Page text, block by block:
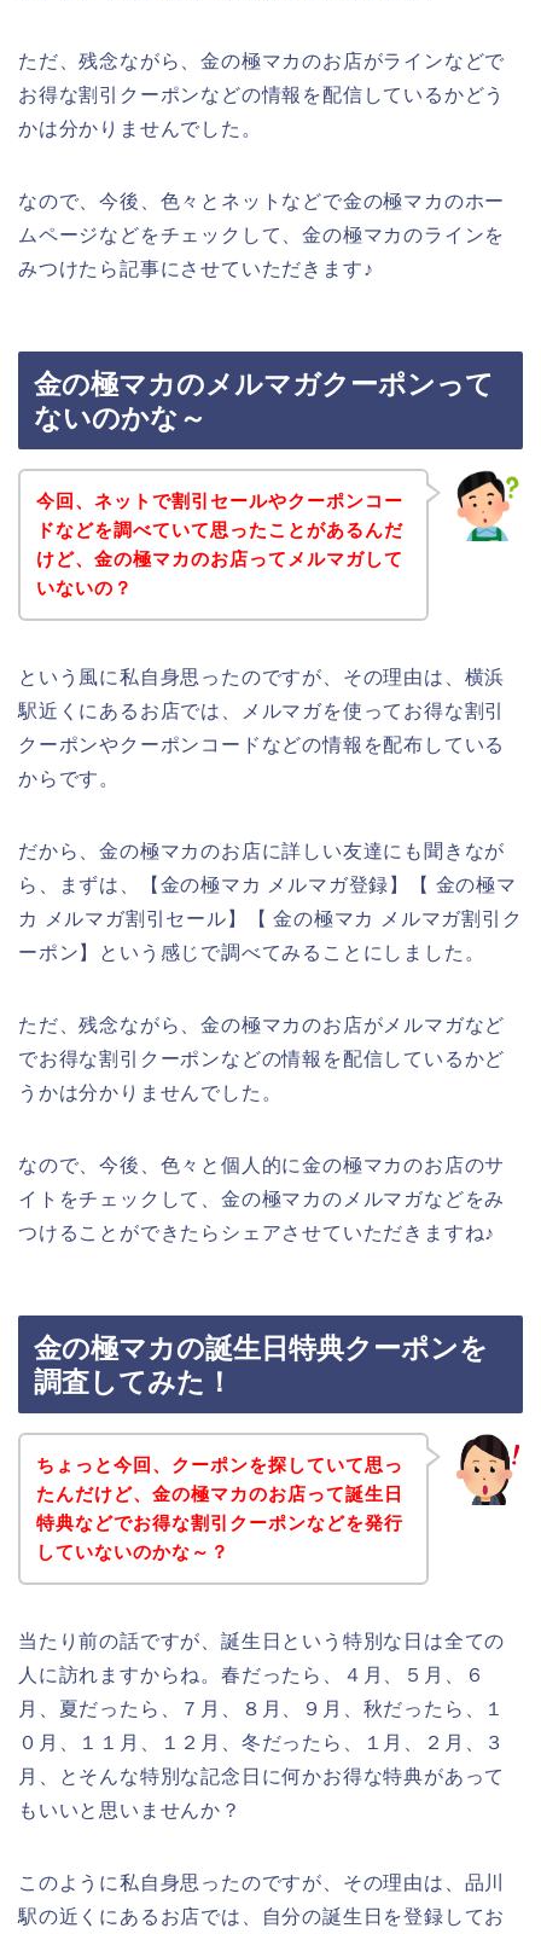
ただ、残念ながら、金の極マカのお店がラインなどで
お得な割引クーポンなどの情報を配信しているかどう
かは分かりませんでした。
なので、今後、色々とネットなどで金の極マカのホー
ムページなどをチェックして、金の極マカのラインを
みつけたら記事にさせていただきます♪
金の極マカのメルマガクーポンって
ないのかな～
今回、ネットで割引セールやクーポンコー
ドなどを調べていて思ったことがあるんだ
けど、金の極マカのお店ってメルマガして
いないの？
という風に私自身思ったのですが、その理由は、横浜
駅近くにあるお店では、メルマガを使ってお得な割引
クーポンやクーポンコードなどの情報を配布している
からです。
だから、金の極マカのお店に詳しい友達にも聞きなが
ら、まずは、【金の極マカ メルマガ登録】【 金の極マ
カ メルマガ割引セール】【 金の極マカ メルマガ割引ク
ーポン】という感じで調べてみることにしました。
ただ、残念ながら、金の極マカのお店がメルマガなど
でお得な割引クーポンなどの情報を配信しているかど
うかは分かりませんでした。
なので、今後、色々と個人的に金の極マカのお店のサ
イトをチェックして、金の極マカのメルマガなどをみ
つけることができたらシェアさせていただきますね♪
金の極マカの誕生日特典クーポンを
調査してみた！
ちょっと今回、クーポンを探していて思っ
たんだけど、金の極マカのお店って誕生日
特典などでお得な割引クーポンなどを発行
していないのかな～？
当たり前の話ですが、誕生日という特別な日は全ての
人に訪れますからね。春だったら、４月、５月、６
月、夏だったら、７月、８月、９月、秋だったら、１
０月、１１月、１２月、冬だったら、１月、２月、３
月、とそんな特別な記念日に何かお得な特典があって
もいいと思いませんか？
このように私自身思ったのですが、その理由は、品川
駅の近くにあるお店では、自分の誕生日を登録してお